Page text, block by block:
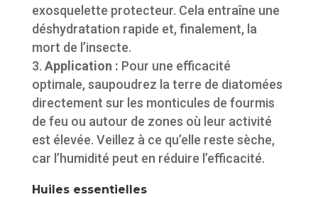
exosquelette protecteur. Cela entraîne une
déshydratation rapide et, finalement, la
mort de l’insecte.
Application : Pour une efficacité
optimale, saupoudrez la terre de diatomées
directement sur les monticules de fourmis
de feu ou autour de zones où leur activité
est élevée. Veillez à ce qu’elle reste sèche,
car l’humidité peut en réduire l’efficacité.
Huiles essentielles